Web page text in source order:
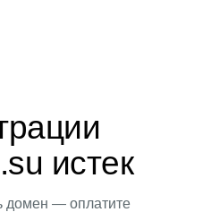
истек
домен — оплатите